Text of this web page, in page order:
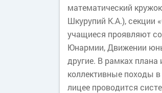
математический
Шкурупий К.А.), секции
учащиеся проявляют
Юнармии, Движении
другие. В рамках
коллективные походы
лицее проводится